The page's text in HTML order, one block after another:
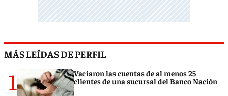
MÁS LEÍDAS DE PERFIL
1
Vaciaron las cuentas de al menos 25
clientes de una sucursal del Banco Nación